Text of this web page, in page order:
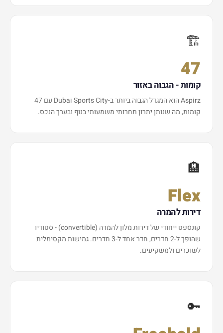
🏗️
47
קומות - הגבוה באזור
Aspirz הוא המגדל הגבוה ביותר ב-Dubai Sports City עם 47
קומות, מה שנותן יתרון תחרותי משמעותי בנוף ובערך הנכס.
🏨
Flex
דירות להמרה
קונספט ייחודי של דירות מלון להמרה (convertible) - סטודיו
שהופך ל-2 חדרים, חדר אחד ל-3 חדרים. גמישות מקסימלית
לשוכרים ולמשקיעים.
🔑